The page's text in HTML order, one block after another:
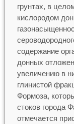
грунтах, в
кислородом
содержание
донных
увеличению в
глинистой
Формоза,
стоков города
отмечается